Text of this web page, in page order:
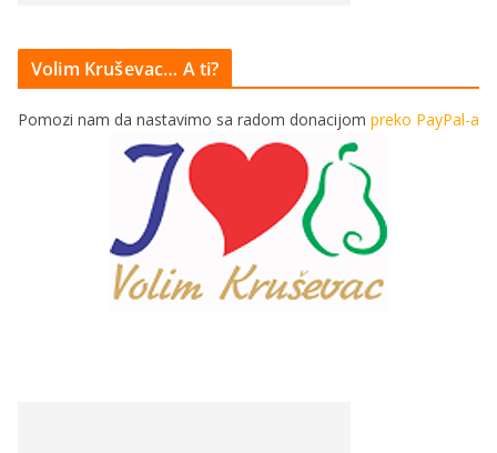
Volim Kruševac… A ti?
Pomozi nam da nastavimo sa radom donacijom preko PayPal-a